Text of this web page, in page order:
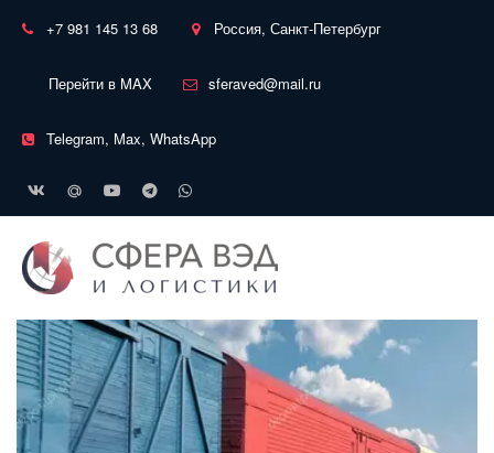
+7 981 145 13 68 Россия, Санкт-Петербург
Перейти в MAX sferaved@mail.ru
Telegram, Max, WhatsApp